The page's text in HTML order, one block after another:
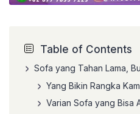
Table of Contents
Sofa yang Tahan Lama,
Yang Bikin Rangka
Varian Sofa yang Bisa